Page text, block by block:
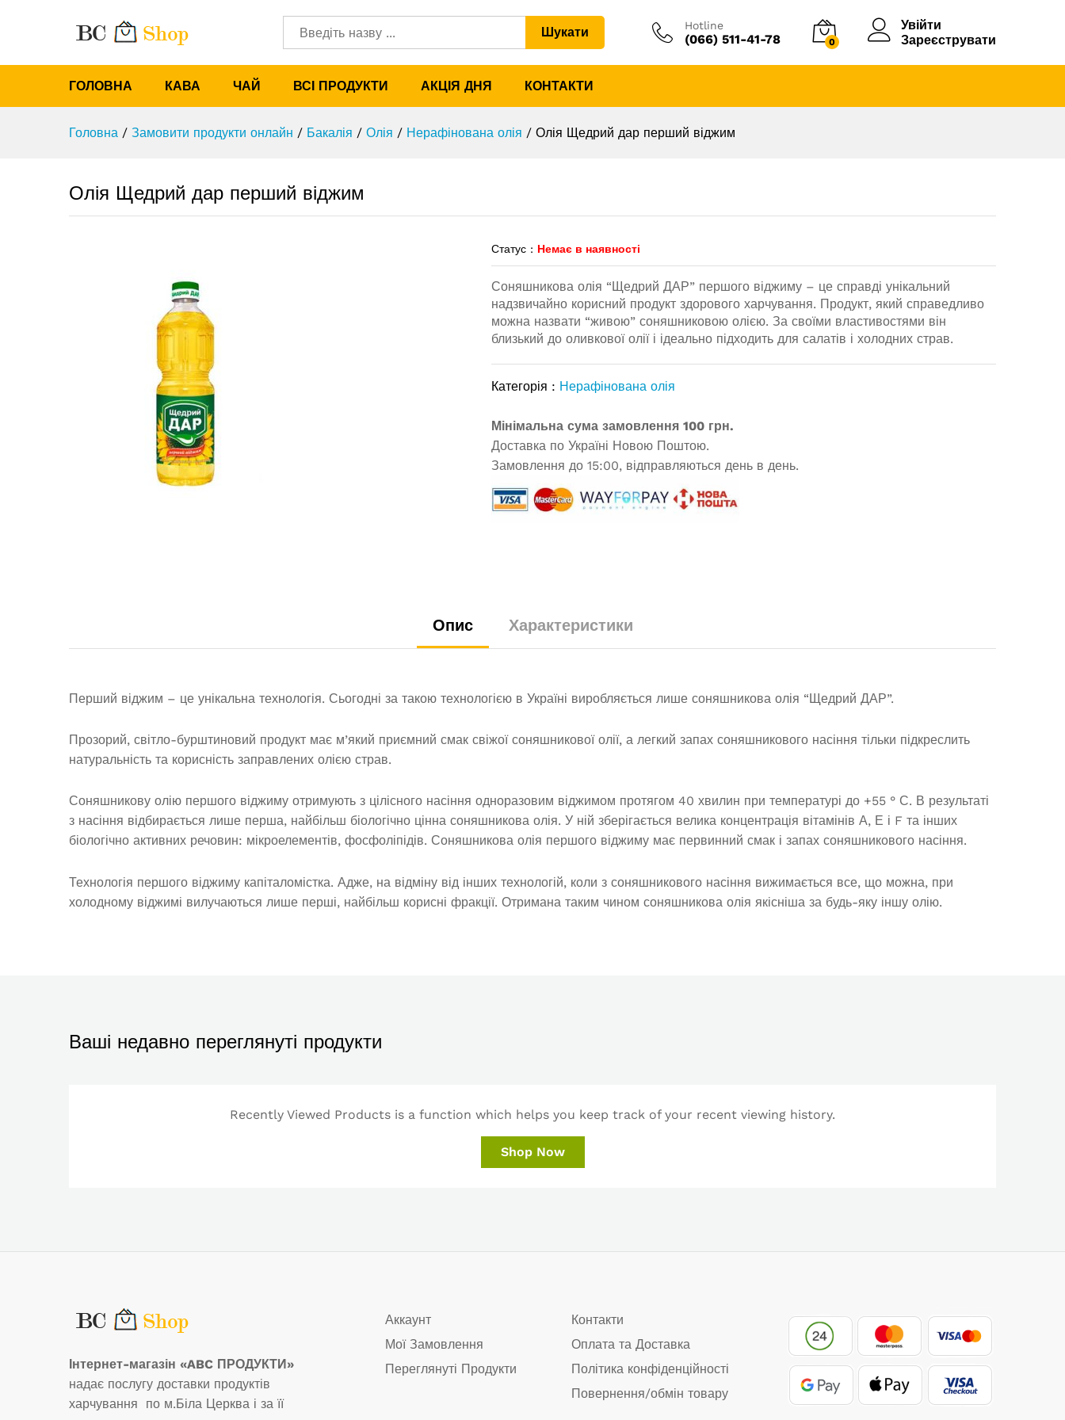
Категорії Шукати Hotline
(066) 511-41-78 0
Увійти
Зареєструвати
ГОЛОВНА КАВА ЧАЙ ВСІ ПРОДУКТИ АКЦІЯ ДНЯ КОНТАКТИ
Головна / Замовити продукти онлайн / Бакалія / Олія / Нерафінована олія / Олія Щедрий дар перший віджим
Олія Щедрий дар перший віджим
Статус : Немає в наявності
Соняшникова олія “Щедрий ДАР” першого віджиму – це справді унікальний
надзвичайно корисний продукт здорового харчування. Продукт, який справедливо
можна назвати “живою” соняшниковою олією. За своїми властивостями він
близький до оливкової олії і ідеально підходить для салатів і холодних страв.
Категорія : Нерафінована олія
Мінімальна сума замовлення 100 грн.
Доставка по Україні Новою Поштою.
Замовлення до 15:00, відправляються день в день.
Опис Характеристики
Перший віджим – це унікальна технологія. Сьогодні за такою технологією в Україні виробляється лише соняшникова олія “Щедрий ДАР”.
Прозорий, світло-бурштиновий продукт має м’який приємний смак свіжої соняшникової олії, а легкий запах соняшникового насіння тільки підкреслить
натуральність та корисність заправлених олією страв.
Соняшникову олію першого віджиму отримують з цілісного насіння одноразовим віджимом протягом 40 хвилин при температурі до +55 ° С. В результаті
з насіння відбирається лише перша, найбільш біологічно цінна соняшникова олія. У ній зберігається велика концентрація вітамінів А, Е і F та інших
біологічно активних речовин: мікроелементів, фосфоліпідів. Соняшникова олія першого віджиму має первинний смак і запах соняшникового насіння.
Технологія першого віджиму капіталомістка. Адже, на відміну від інших технологій, коли з соняшникового насіння вижимається все, що можна, при
холодному віджимі вилучаються лише перші, найбільш корисні фракції. Отримана таким чином соняшникова олія якісніша за будь-яку іншу олію.
Ваші недавно переглянуті продукти
Recently Viewed Products is a function which helps you keep track of your recent viewing history.
Shop Now
Інтернет-магазін «ABC ПРОДУКТИ»
надає послугу доставки продуктів
харчування по м.Біла Церква і за її
Аккаунт
Мої Замовлення
Переглянуті Продукти
Контакти
Оплата та Доставка
Політика конфіденційності
Повернення/обмін товару
Опис